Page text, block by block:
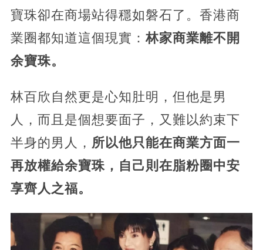
寶珠卻在商場站得穩如磐石了。香港商
業圈都知道這個現實：林家商業離不開
余寶珠。
林百欣自然更是心知肚明，但他是男
人，而且是個想要面子，又難以約束下
半身的男人， 所以他只能在商業方面一
再放權給余寶珠，自己則在脂粉圈中安
享齊人之福。